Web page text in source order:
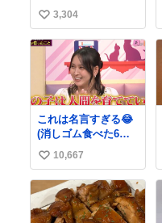
くならないのにセー
ル価格になってる🖤
✨レザーなのが反則
級にかわいい。持っ
てるだけでコーデが
格上げされる。
い
い
ね
数
3,304
これは名言すぎる😂
(消しゴム食べた6歳
の弟を思い出しなが
ら)い
い
ね
数
10,667